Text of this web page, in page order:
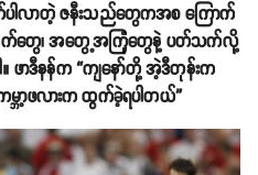
ပါလာတဲ့ ဇနီးသည်တွေကအစ ကြောက်
ျက်တွေ၊ အတွေ့အကြုံတွေနဲ့ ပတ်သက်လို့
။ ဖာဒီနန်က “ကျနော်တို့ အဲ့ဒီတုန်းက
မ္ဘာ့ဖလားက ထွက်ခဲ့ရပါတယ်”